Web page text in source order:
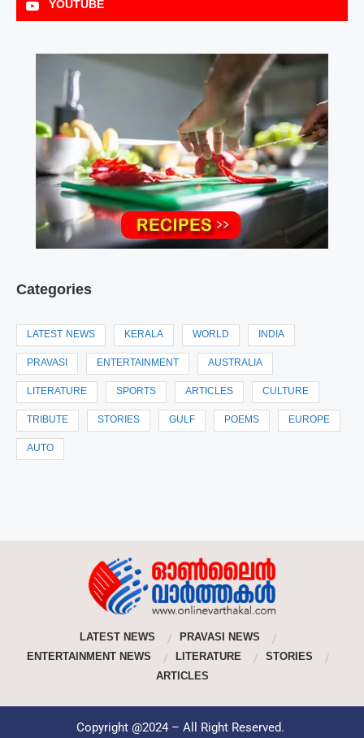
YOUTUBE
Categories
LATEST NEWS KERALA WORLD INDIA
PRAVASI ENTERTAINMENT AUSTRALIA
LITERATURE SPORTS ARTICLES CULTURE
TRIBUTE STORIES GULF POEMS EUROPE
AUTO
LATEST NEWS
PRAVASI NEWS
ENTERTAINMENT NEWS
LITERATURE
STORIES
ARTICLES
Copyright @2024 – All Right Reserved.